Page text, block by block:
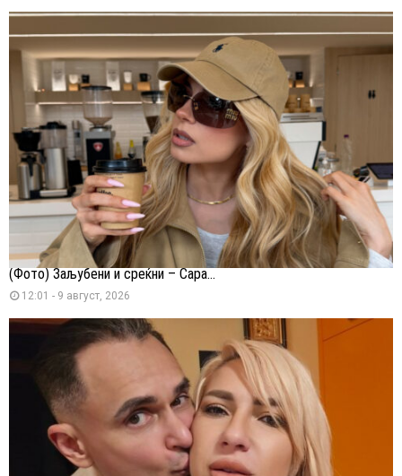
(Фото) Заљубени и среќни – Сара...
12:01 - 9 август, 2026